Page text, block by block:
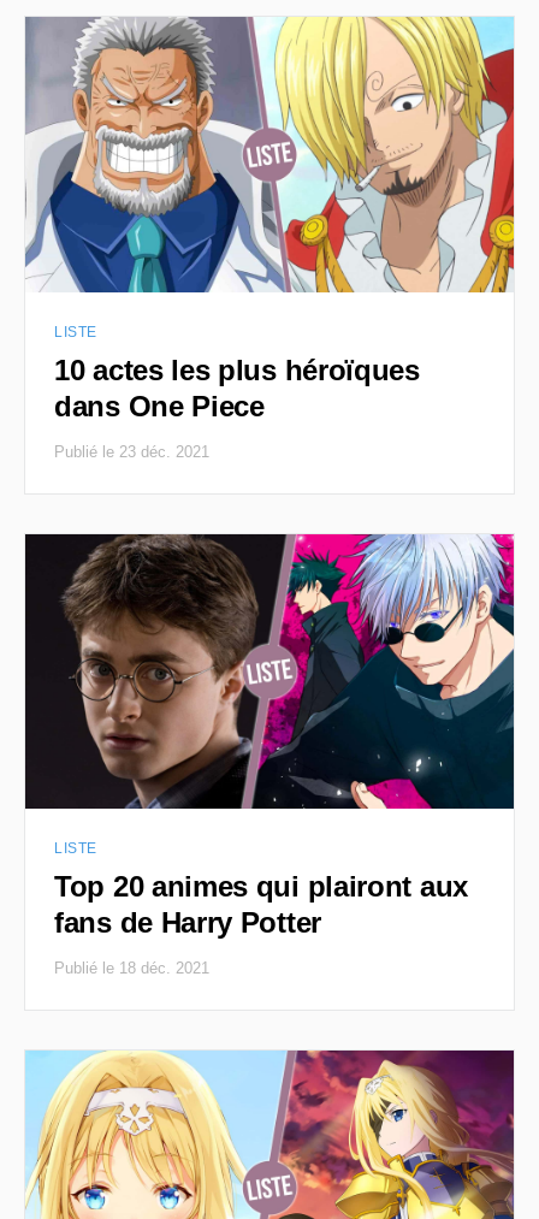
LISTE
10 actes les plus héroïques
dans One Piece
Publié le 23 déc. 2021
LISTE
Top 20 animes qui plairont aux
fans de Harry Potter
Publié le 18 déc. 2021